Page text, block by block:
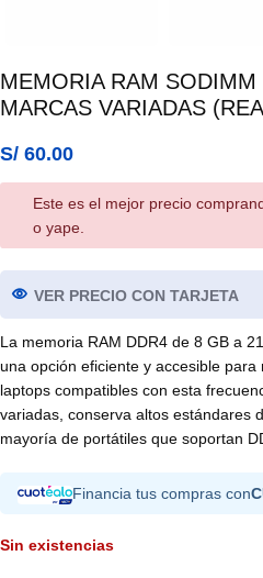
MEMORIA RAM
MARCAS VARIADAS
S/ 60.00
Este es el mejor precio
o yape.
VER PRECIO CON TARJETA
La memoria RAM DDR4 de 8 GB a
una opción eficiente y accesible
laptops compatibles con esta
variadas, conserva altos estándares
mayoría de portátiles que soportan
Financia tus compras con
Sin existencias